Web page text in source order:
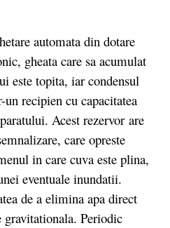
automata din dotare
gheata care sa acumulat
este topita, iar condensul
recipien cu capacitatea
Acest rezervor are
care opreste
in care cuva este plina,
eventuale inundatii.
de a elimina apa direct
gravitationala. Periodic